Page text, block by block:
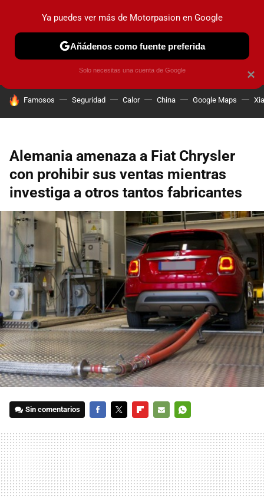
PRUEBAS COCHES ELÉCTRICOS OBSERVATORIO
HOY SE HABLA DE
Famosos Seguridad Calor China Google Maps
Alemania amenaza a Fiat Chrysler
con prohibir sus ventas mientras
investiga a otros tantos fabricantes
Sin comentarios
MAIL
×
Ya puedes ver más de Motorpasion en Google
Añádenos como fuente preferida
Solo necesitas una cuenta de Google